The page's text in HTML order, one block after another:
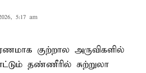
5:17 am
குற்றால அருவிகளில்
தண்ணீரில் சுற்றுலா